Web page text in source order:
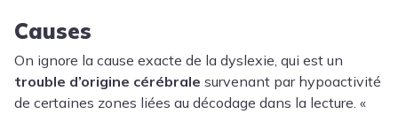
Causes
On ignore la cause exacte de la dyslexie, qui est un
trouble d’origine cérébrale survenant par hypoactivité
de certaines zones liées au décodage dans la lecture. «